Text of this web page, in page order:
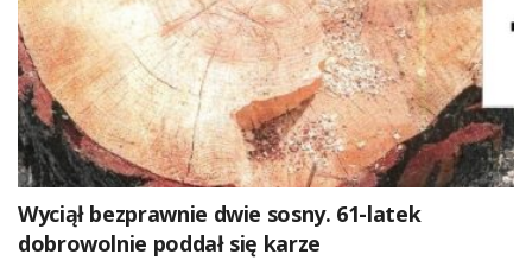
Wyciął bezprawnie dwie sosny. 61-latek
dobrowolnie poddał się karze